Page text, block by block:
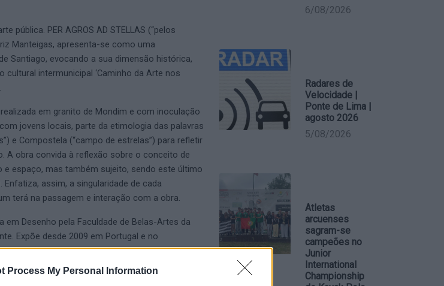
Process My Personal Information
pública. PER AGROS AD STELLAS (“pelos
Manteigas, apresenta-se como uma
Santiago, evocando a sua dimensão histórica,
intermunicipal ‘Caminho da Arte nos
em granito de Mondim e com inoculação
jovens locais, parte da etimologia das palavras
e Compostela (“campo de estrelas”) para refletir
A obra convida à reflexão sobre o conceito de
espaço, mas também sujeito, sendo este último
assim, a singularidade de cada
terá na passagem e interação com a obra.
Desenho pela Faculdade de Belas-Artes da
Expõe desde 2009 em Portugal e no
coleções públicas e privadas. Em 2016 cofundou
não formal em Arte e Ecologia, onde vive
6/08/2026
Radares de
Velocidade |
Ponte de Lima |
agosto 2026
5/08/2026
Atletas
arcuenses
sagram-se
campeões no
Junior
International
Championship